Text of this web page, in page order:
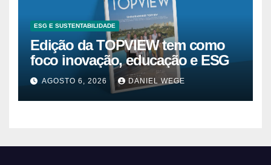
ESG E SUSTENTABILIDADE
Edição da TOPVIEW tem como
foco inovação, educação e ESG
AGOSTO 6, 2026 DANIEL WEGE